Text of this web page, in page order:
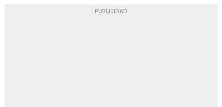
PUBLICIDAD